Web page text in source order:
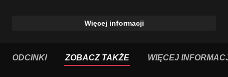
Więcej informacji
ODCINKI ZOBACZ TAKŻE WIĘCEJ